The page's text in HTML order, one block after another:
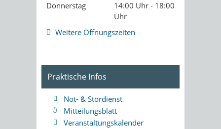
Donnerstag
14:00 Uhr - 18:00
Uhr
Weitere Öffnungszeiten
Praktische Infos
Not- & Stördienst
Mitteilungsblatt
Veranstaltungskalender